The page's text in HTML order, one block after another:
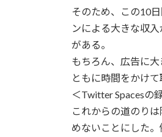
そのため、この10
ンによる大きな収
がある。
もちろん、広告に
ともに時間をかけ
＜Twitter Spacesの
これからの道のり
めないことにした